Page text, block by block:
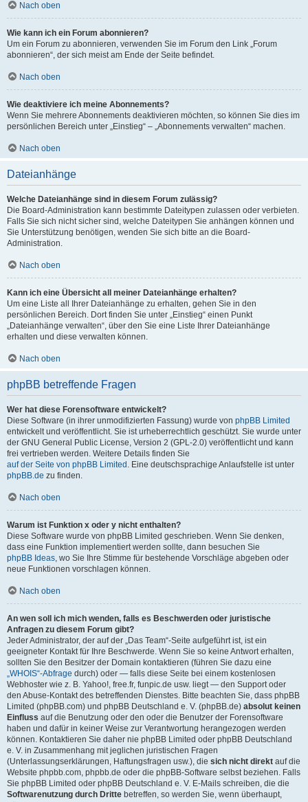
Nach oben
Wie kann ich ein Forum abonnieren?
Um ein Forum zu abonnieren, verwenden Sie im Forum den Link „Forum
abonnieren“, der sich meist am Ende der Seite befindet.
Nach oben
Wie deaktiviere ich meine Abonnements?
Wenn Sie mehrere Abonnements deaktivieren möchten, so können Sie dies im
persönlichen Bereich unter „Einstieg“ – „Abonnements verwalten“ machen.
Nach oben
Dateianhänge
Welche Dateianhänge sind in diesem Forum zulässig?
Die Board-Administration kann bestimmte Dateitypen zulassen oder verbieten.
Falls Sie sich nicht sicher sind, welche Dateitypen Sie anhängen können und
Sie Unterstützung benötigen, wenden Sie sich bitte an die Board-
Administration.
Nach oben
Kann ich eine Übersicht all meiner Dateianhänge erhalten?
Um eine Liste all Ihrer Dateianhänge zu erhalten, gehen Sie in den
persönlichen Bereich. Dort finden Sie unter „Einstieg“ einen Punkt
„Dateianhänge verwalten“, über den Sie eine Liste Ihrer Dateianhänge
erhalten und diese verwalten können.
Nach oben
phpBB betreffende Fragen
Wer hat diese Forensoftware entwickelt?
Diese Software (in ihrer unmodifizierten Fassung) wurde von phpBB Limited
entwickelt und veröffentlicht. Sie ist urheberrechtlich geschützt. Sie wurde unter
der GNU General Public License, Version 2 (GPL-2.0) veröffentlicht und kann
frei vertrieben werden. Weitere Details finden Sie
auf der Seite von phpBB Limited . Eine deutschsprachige Anlaufstelle ist unter
phpBB.de zu finden.
Nach oben
Warum ist Funktion x oder y nicht enthalten?
Diese Software wurde von phpBB Limited geschrieben. Wenn Sie denken,
dass eine Funktion implementiert werden sollte, dann besuchen Sie
phpBB Ideas, wo Sie Ihre Stimme für bestehende Vorschläge abgeben oder
neue Funktionen vorschlagen können.
Nach oben
An wen soll ich mich wenden, falls es Beschwerden oder juristische
Anfragen zu diesem Forum gibt?
Jeder Administrator, der auf der „Das Team“-Seite aufgeführt ist, ist ein
geeigneter Kontakt für Ihre Beschwerde. Wenn Sie so keine Antwort erhalten,
sollten Sie den Besitzer der Domain kontaktieren (führen Sie dazu eine
„WHOIS“-Abfrage durch) oder — falls diese Seite bei einem kostenlosen
Webhoster wie z. B. Yahoo!, free.fr, funpic.de usw. liegt — den Support oder
den Abuse-Kontakt des betreffenden Dienstes. Bitte beachten Sie, dass phpBB
Limited (phpBB.com) und phpBB Deutschland e. V. (phpBB.de) absolut keinen
Einfluss auf die Benutzung oder den oder die Benutzer der Forensoftware
haben und dafür in keiner Weise zur Verantwortung herangezogen werden
können. Kontaktieren Sie daher nie phpBB Limited oder phpBB Deutschland
e. V. in Zusammenhang mit jeglichen juristischen Fragen
(Unterlassungserklärungen, Haftungsfragen usw.), die sich nicht direkt auf die
Website phpbb.com, phpbb.de oder die phpBB-Software selbst beziehen. Falls
Sie phpBB Limited oder phpBB Deutschland e. V. E-Mails schreiben, die die
Softwarenutzung durch Dritte betreffen, so werden Sie, wenn überhaupt,